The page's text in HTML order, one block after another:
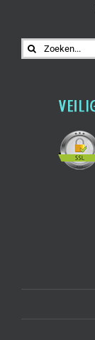
Zoeken
naar: